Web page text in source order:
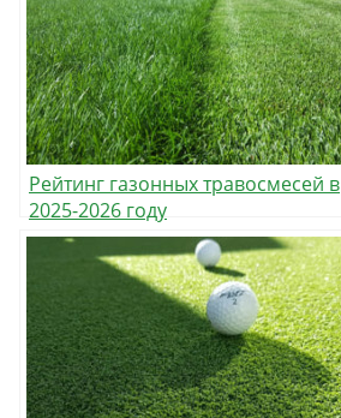
Рейтинг газонных травосмесей в
2025-2026 году